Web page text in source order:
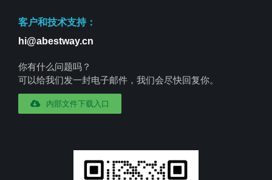
客户和技术支持：
hi@abestway.cn
你有什么问题吗？
可以给我们发一封电子邮件，我们会尽快回复你。
内部文件下载入口